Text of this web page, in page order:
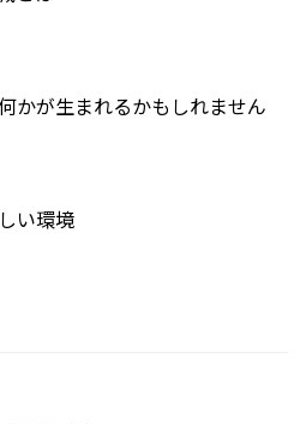
かが生まれるかもしれません
い環境